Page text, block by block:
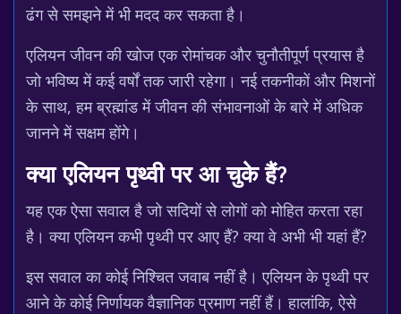
ढंग से समझने में भी मदद कर सकता है।
एलियन जीवन की खोज एक रोमांचक और चुनौतीपूर्ण प्रयास है
जो भविष्य में कई वर्षों तक जारी रहेगा। नई तकनीकों और मिशनों
के साथ, हम ब्रह्मांड में जीवन की संभावनाओं के बारे में अधिक
जानने में सक्षम होंगे।
क्या एलियन पृथ्वी पर आ चुके हैं?
यह एक ऐसा सवाल है जो सदियों से लोगों को मोहित करता रहा
है। क्या एलियन कभी पृथ्वी पर आए हैं? क्या वे अभी भी यहां हैं?
इस सवाल का कोई निश्चित जवाब नहीं है। एलियन के पृथ्वी पर
आने के कोई निर्णायक वैज्ञानिक प्रमाण नहीं हैं। हालांकि, ऐसे